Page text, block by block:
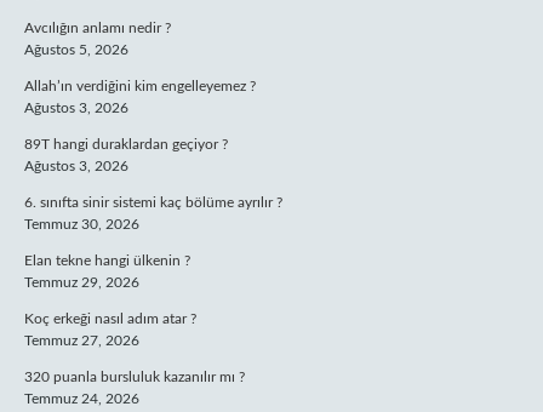
Avcılığın anlamı nedir ?
Ağustos 5, 2026
Allah’ın verdiğini kim engelleyemez ?
Ağustos 3, 2026
89T hangi duraklardan geçiyor ?
Ağustos 3, 2026
6. sınıfta sinir sistemi kaç bölüme ayrılır ?
Temmuz 30, 2026
Elan tekne hangi ülkenin ?
Temmuz 29, 2026
Koç erkeği nasıl adım atar ?
Temmuz 27, 2026
320 puanla bursluluk kazanılır mı ?
Temmuz 24, 2026